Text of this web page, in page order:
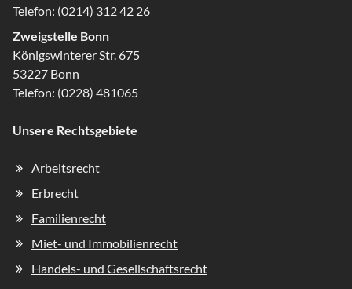
Telefon: (0214) 312 42 26
Zweigstelle Bonn
Königswinterer Str. 675
53227 Bonn
Telefon: (0228) 481065
Unsere Rechtsgebiete
Navigation
Arbeitsrecht
Erbrecht
Familienrecht
Miet- und Immobilienrecht
Handels- und Gesellschaftsrecht